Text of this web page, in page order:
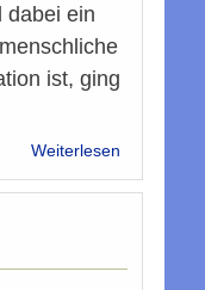
dabei ein
ist, ging
Weiterlesen
erfolgreich